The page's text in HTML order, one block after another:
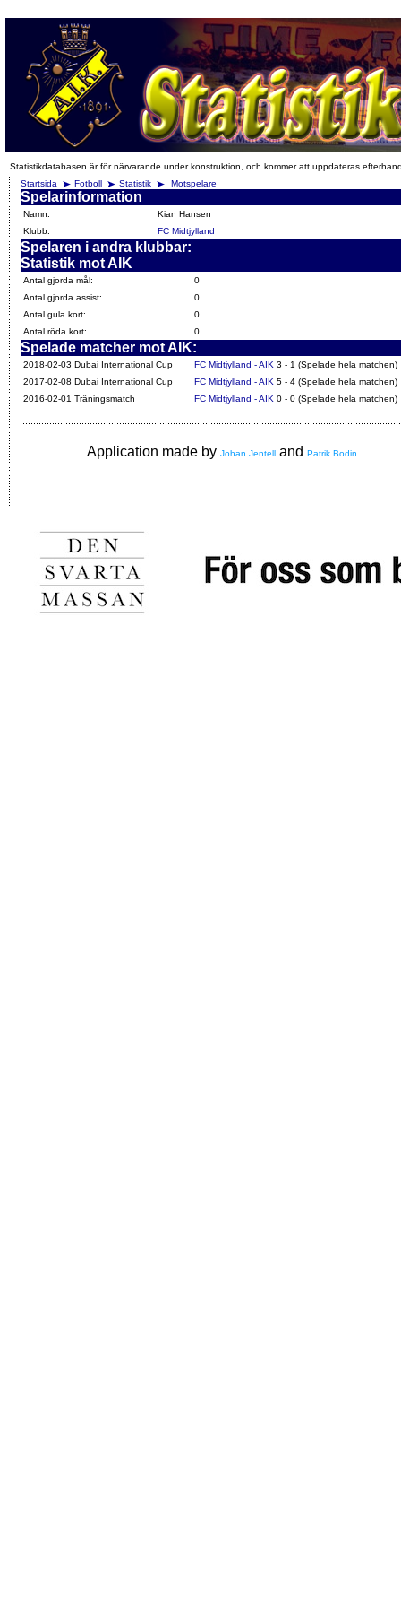
Statistikdatabasen är för närvarande under konstruktion, och kommer att uppdateras
Startsida
Fotboll Statistik Motspelare
Spelarinformation
Namn:
Kian Hansen
Klubb:
FC Midtjylland
Spelaren i andra klubbar:
Statistik mot AIK
Antal gjorda mål:
0
Antal gjorda assist:
0
Antal gula kort:
0
Antal röda kort:
0
Spelade matcher mot AIK:
2018-02-03 Dubai International Cup FC Midtjylland - AIK 3 - 1 (Spelade hela matchen)
2017-02-08 Dubai International Cup
FC Midtjylland - AIK 5 - 4 (Spelade hela matchen)
2016-02-01 Träningsmatch
FC Midtjylland - AIK 0 - 0 (Spelade hela matchen)
Application made by Johan Jentell and Patrik Bodin